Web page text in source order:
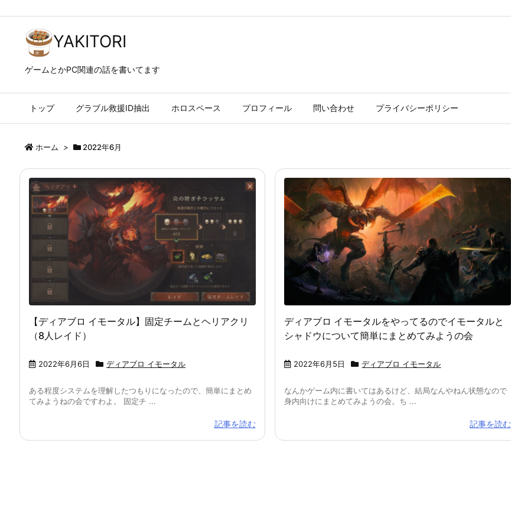
YAKITORI
ゲームとかPC関連の話を書いてます
トップ グラブル救援ID抽出 ホロスペース プロフィール 問い合わせ プライバシーポリシー
ホーム > 2022年6月
【ディアブロ イモータル】固定チームとヘリアクリ
（8人レイド）
2022年6月6日 ディアブロ イモータル
ある程度システムを理解したつもりになったので、簡単にまとめ
てみようねの会ですわよ。 固定チ ...
記事を読む
ディアブロ イモータルをやってるのでイモータルと
シャドウについて簡単にまとめてみようの会
2022年6月5日 ディアブロ イモータル
なんかゲーム内に書いてはあるけど、結局なんやねん状態なので
身内向けにまとめてみようの会。ち ...
記事を読む